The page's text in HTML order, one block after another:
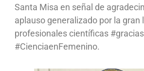
Santa Misa en señal de
aplauso generalizado por la gran
profesionales científicas
#CienciaenFemenino.